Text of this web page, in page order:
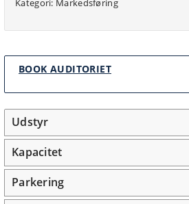
Kategori: Markedsføring
BOOK AUDITORIET
Udstyr
Kapacitet
Parkering